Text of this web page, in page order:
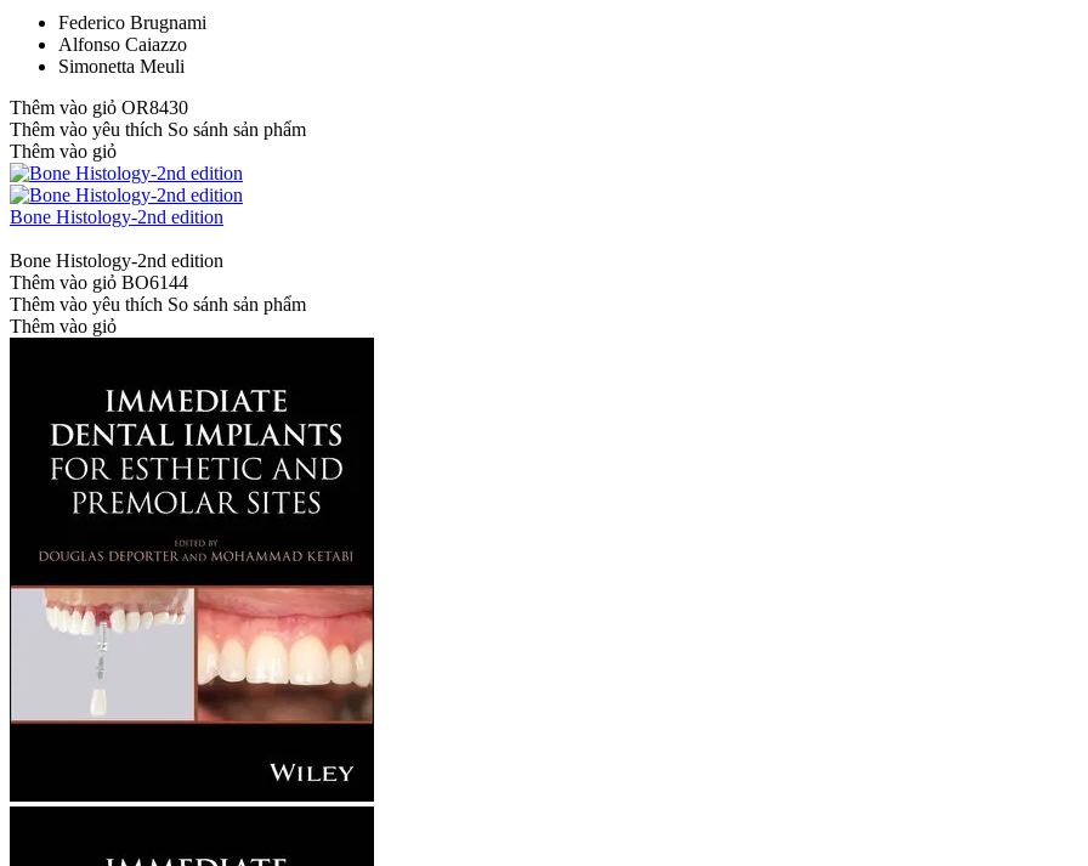
Federico Brugnami
Alfonso Caiazzo
Simonetta Meuli
Thêm vào giỏ OR8430
Thêm vào yêu thích So sánh sản phẩm
Thêm vào giỏ
Bone Histology-2nd edition
Bone Histology-2nd edition
Thêm vào giỏ BO6144
Thêm vào yêu thích So sánh sản phẩm
Thêm vào giỏ